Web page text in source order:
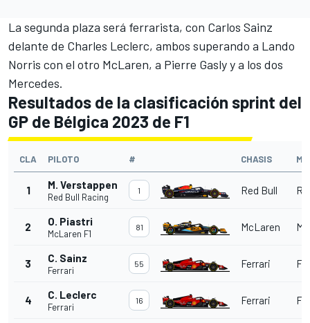
La segunda plaza será ferrarista, con Carlos Sainz
delante de Charles Leclerc, ambos superando a Lando
Norris con el otro McLaren, a Pierre Gasly y a los dos
Mercedes.
Resultados de la clasificación sprint del
GP de Bélgica 2023 de F1
CLA PILOTO # CHASIS
1 M. Verstappen
Red Bull Racing
1 Red Bull
2 O. Piastri
McLaren F1
81 McLaren
3 C. Sainz
Ferrari
55 Ferrari
4 C. Leclerc
Ferrari
16 Ferrari